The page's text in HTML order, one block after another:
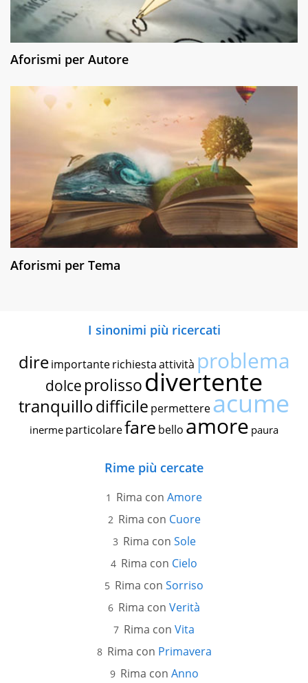
Aforismi per Autore
Aforismi per Tema
I sinonimi più ricercati
dire importante richiestaattività problema
dolce prolissodivertente
tranquillodifficile permettereacume
inerme particolarefare bello amore paura
Rime più cercate
Rima con Amore
Rima con Cuore
Rima con Sole
Rima con Cielo
Rima con Sorriso
Rima con Verità
Rima con Vita
Rima con Primavera
Rima con Anno